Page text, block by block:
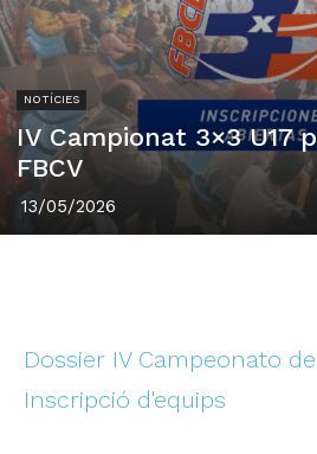
NOTÍCIES
IV Campionat 3×3 U17
FBCV
13/05/2026
Dossier IV Campeonato
Inscripció d'equips